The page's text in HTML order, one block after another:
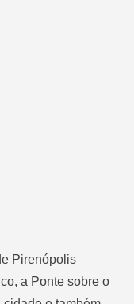
Pirenópolis
a Ponte sobre o